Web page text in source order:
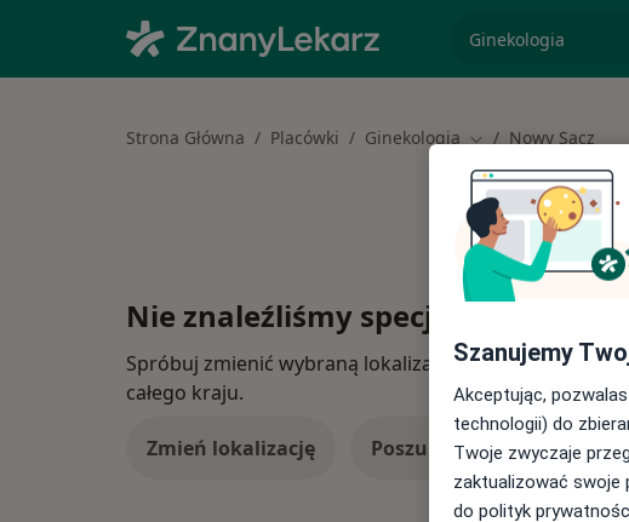
Strona Główna Placówki Ginekologia Zmień miasto
Nowy Sącz
Nie znaleźliśmy specjalistów
Spróbuj zmienić wybraną lokalizację lub wypróbuj
całego kraju.
Zmień lokalizację Poszukaj konsultacji
Szanujemy
Akceptując,
technologii) do
Twoje zwyczaje
zaktualizować swoje
do polityk